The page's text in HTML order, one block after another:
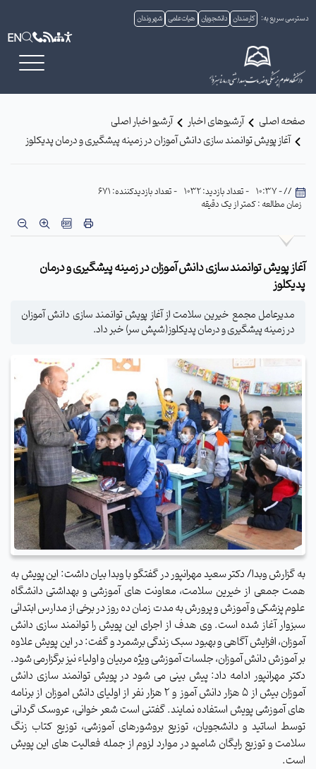
دسترسی سریع به: کارمندان دانشجویان هیات علمی شهروندان
EN
صفحه اصلی آرشیوهای اخبار
آرشیو اخبار اصلی
آغاز پویش توانمند سازی دانش آموزان در زمینه پیشگیری و درمان پدیکلوز
// - 10:37 - تعداد بازدید: 1032
- تعداد بازدیدکننده: 671
زمان مطالعه : کمتر از یک دقیقه
آغاز پویش توانمند سازی دانش آموزان در زمینه پیشگیری و درمان
پدیکلوز
مدیرعامل مجمع خیرین سلامت از آغاز پویش توانمند سازی دانش آموزان
در زمینه پیشگیری و درمان پدیکلوز(شپش سر) خبر داد.
به گزارش وبدا/ دکتر سعید مهرانپور در گفتگو با وبدا بیان داشت: این پویش به
همت جمعی از خیرین سلامت، معاونت های آموزشی و بهداشتی دانشگاه
علوم پزشکی و آموزش و پرورش به مدت زمان ده روز در برخی از مدارس ابتدائی
سبزوار آغاز شده است. وی هدف از اجرای این پویش را توانمند سازی دانش
آموزان، افزایش آگاهی و بهبود سبک زندگی برشمرد و گفت: در این پویش علاوه
بر آموزش دانش آموزان، جلسات آموزشی ویژه مربیان و اولیاء نیز برگزارمی شود.
دکتر مهرانپور ادامه داد: پیش بینی می شود در پویش توانمند سازی دانش
آموزان بیش از 5 هزار دانش آموز و 2 هزار نفر از اولیای دانش اموزان از برنامه
های آموزشی پویش استفاده نمایند.گفتنی است شعر خوانی، عروسک گردانی
توسط اساتید و دانشجویان، توزیع بروشورهای آموزشی، توزیع کتاب زنگ
سلامت و توزیع رایگان شامپو در موارد لزوم از جمله فعالیت های این پویش
است.